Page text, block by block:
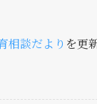
相談だより を更